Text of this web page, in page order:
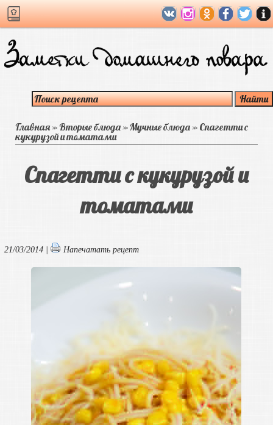
Главная»Вторые блюда»Мучные блюда» Спагетти с
кукурузой и томатами
Спагетти с кукурузой и
томатами
21/03/2014 | Напечатать рецепт